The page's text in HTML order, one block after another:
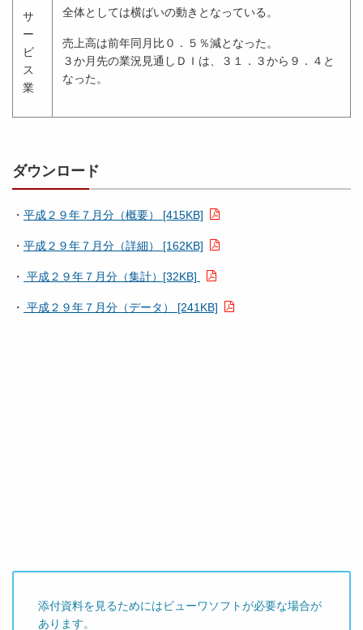
サ
ー
ビ
ス
業
全体としては横ばいの動きとなっている。
売上高は前年同月比０．５％減となった。
３か月先の業況見通しＤＩは、３１．３から９．４と
なった。
ダウンロード
・ 平成２９年７月分（概要） [415KB]
・ 平成２９年７月分（詳細） [162KB]
・ 平成２９年７月分（集計）[32KB]
・ 平成２９年７月分（データ） [241KB]
添付資料を見るためにはビューワソフトが必要な場合が
あります。